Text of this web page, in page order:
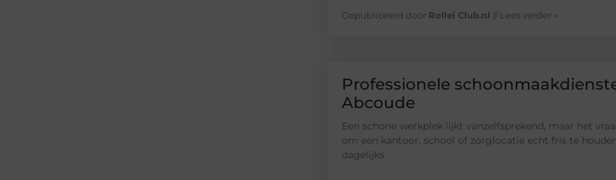
Gepubliceerd door Rollei Club.nl // Lees verder »
Professionele
Abcoude
Een schone werkplek lijkt vanzelfsprekend, maar het
om een kantoor, school of zorglocatie echt fris te
dagelijks